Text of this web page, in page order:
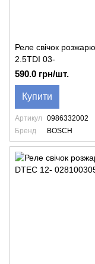
Реле свічок
2.5TDI 03-
590.0 грн/шт.
Купити
Артикул
0986332002
Бренд
BOSCH